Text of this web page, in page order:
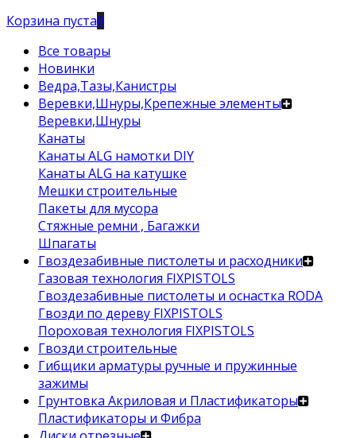
Корзина пуста0
Все товары
Новинки
Ведра,Тазы,Канистры
Веревки,Шнуры,Крепежные элементы
Веревки,Шнуры
Канаты
Канаты ALG намотки DIY
Канаты ALG на катушке
Мешки строительные
Пакеты для мусора
Стяжные ремни , Багажки
Шпагаты
Гвоздезабивные пистолеты и расходники
Газовая технология FIXPISTOLS
Гвоздезабивные пистолеты и оснастка RODA
Гвозди по дереву FIXPISTOLS
Пороховая технология FIXPISTOLS
Гвозди строительные
Гибщики арматуры ручные и пружинные
зажимы
Грунтовка Акриловая и Пластификаторы
Пластификаторы и Фибра